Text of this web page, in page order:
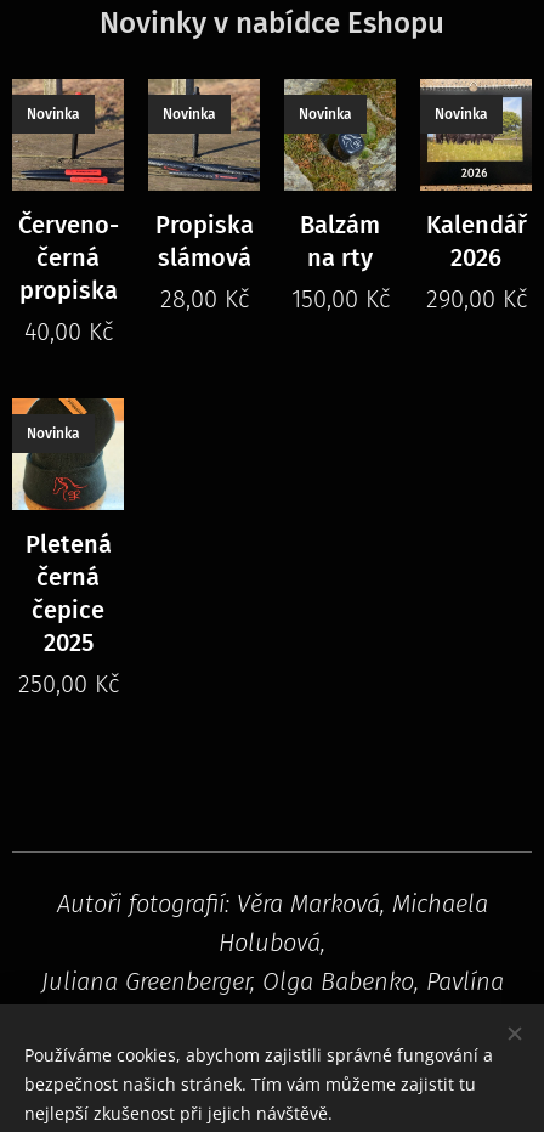
Novinky v nabídce Eshopu
Červeno-
černá
propiska
Novinka
40,00 Kč
Propiska
slámová
Novinka
28,00 Kč
Balzám
na rty
Novinka
150,00 Kč
Kalendář
2026
Novinka
290,00 Kč
Pletená
černá
čepice
2025
Novinka
250,00 Kč
Autoři fotografií: Věra Marková, Michaela
Holubová,
Juliana Greenberger, Olga Babenko, Pavlína
Používáme cookies, abychom zajistili správné fungování a
bezpečnost našich stránek. Tím vám můžeme zajistit tu
nejlepší zkušenost při jejich návštěvě.